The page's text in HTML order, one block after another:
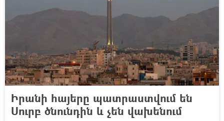
Իրանի հայերը պատրաստվում են
Սուրբ ծնունդին և չեն վախենում